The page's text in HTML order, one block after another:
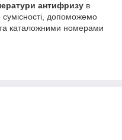
антифризу в
допоможемо
каталожними номерами